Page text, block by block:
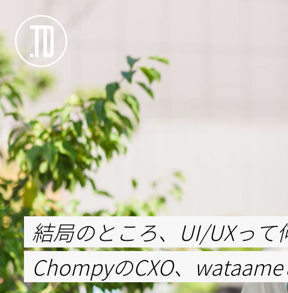
結局のところ、UI/UXって
ChompyのCXO、